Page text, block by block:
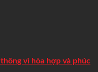
vì hòa hợp và phúc